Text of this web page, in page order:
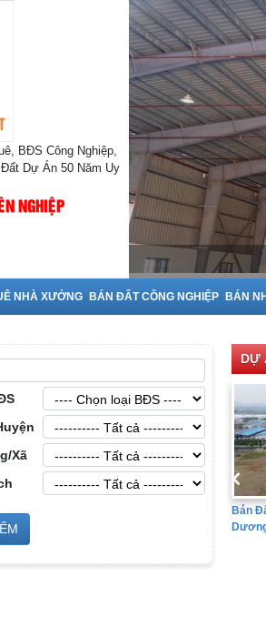
BĐS Công Nghiệp,
Dự Án 50 Năm Uy
NGHIỆP
NHÀ XƯỞNG BÁN ĐẤT CÔNG NGHIỆP BÁN
Xã
DỰ
Cho Thuê Nhà Xưởng tại Bắc Ninh
Bán